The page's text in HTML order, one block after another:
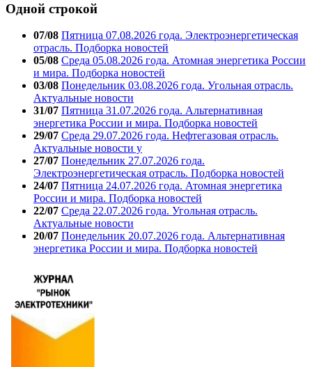
Одной строкой
07/08 Пятница 07.08.2026 года. Электроэнергетическая
отрасль. Подборка новостей
05/08 Среда 05.08.2026 года. Атомная энергетика России
и мира. Подборка новостей
03/08 Понедельник 03.08.2026 года. Угольная отрасль.
Актуальные новости
31/07 Пятница 31.07.2026 года. Альтернативная
энергетика России и мира. Подборка новостей
29/07 Среда 29.07.2026 года. Нефтегазовая отрасль.
Актуальные новости у
27/07 Понедельник 27.07.2026 года.
Электроэнергетическая отрасль. Подборка новостей
24/07 Пятница 24.07.2026 года. Атомная энергетика
России и мира. Подборка новостей
22/07 Среда 22.07.2026 года. Угольная отрасль.
Актуальные новости
20/07 Понедельник 20.07.2026 года. Альтернативная
энергетика России и мира. Подборка новостей